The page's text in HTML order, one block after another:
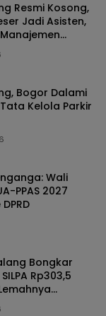
Resmi Kosong,
Jadi Asisten,
Bogor Dalami
Kelola Parkir
Wali
PPAS 2027
Bongkar
Rp303,5
Anggaran